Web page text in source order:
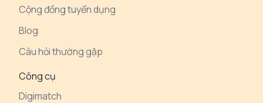
Cộng đồng tuyển dụng
Blog
Câu hỏi thường gặp
Công cụ
Digimatch